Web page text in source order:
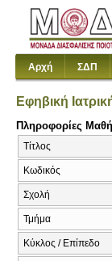
Αρχή ΣΔΠ
Εφηβική
Πληροφορίες
Τίτλος
Κωδικός
Σχολή
Τμήμα
Κύκλος / Επίπεδο